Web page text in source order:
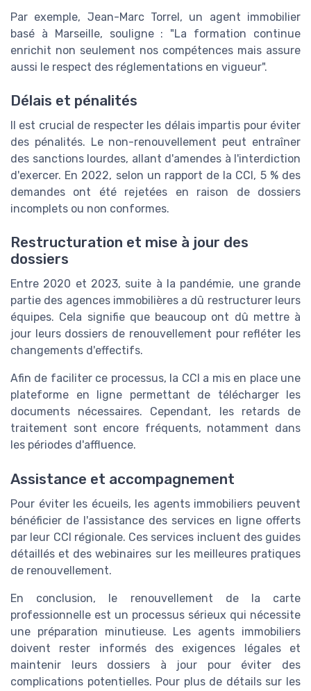
Par exemple, Jean-Marc Torrel, un agent immobilier
basé à Marseille, souligne : "La formation continue
enrichit non seulement nos compétences mais assure
aussi le respect des réglementations en vigueur".
Délais et pénalités
Il est crucial de respecter les délais impartis pour éviter
des pénalités. Le non-renouvellement peut entraîner
des sanctions lourdes, allant d'amendes à l'interdiction
d'exercer. En 2022, selon un rapport de la CCI, 5 % des
demandes ont été rejetées en raison de dossiers
incomplets ou non conformes.
Restructuration et mise à jour des
dossiers
Entre 2020 et 2023, suite à la pandémie, une grande
partie des agences immobilières a dû restructurer leurs
équipes. Cela signifie que beaucoup ont dû mettre à
jour leurs dossiers de renouvellement pour refléter les
changements d'effectifs.
Afin de faciliter ce processus, la CCI a mis en place une
plateforme en ligne permettant de télécharger les
documents nécessaires. Cependant, les retards de
traitement sont encore fréquents, notamment dans
les périodes d'affluence.
Assistance et accompagnement
Pour éviter les écueils, les agents immobiliers peuvent
bénéficier de l'assistance des services en ligne offerts
par leur CCI régionale. Ces services incluent des guides
détaillés et des webinaires sur les meilleures pratiques
de renouvellement.
En conclusion, le renouvellement de la carte
professionnelle est un processus sérieux qui nécessite
une préparation minutieuse. Les agents immobiliers
doivent rester informés des exigences légales et
maintenir leurs dossiers à jour pour éviter des
complications potentielles. Pour plus de détails sur les